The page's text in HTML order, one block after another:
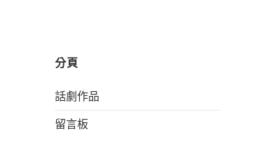
分頁
話劇作品
留言板